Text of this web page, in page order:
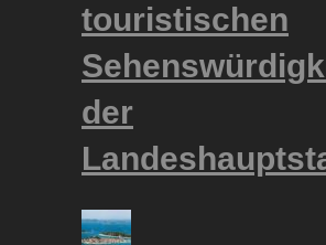
touristischen
der